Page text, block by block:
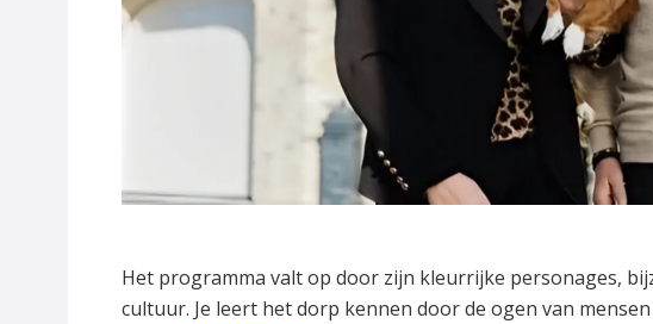
Het programma valt op door zijn kleurrijke personages,
cultuur. Je leert het dorp kennen door de ogen van